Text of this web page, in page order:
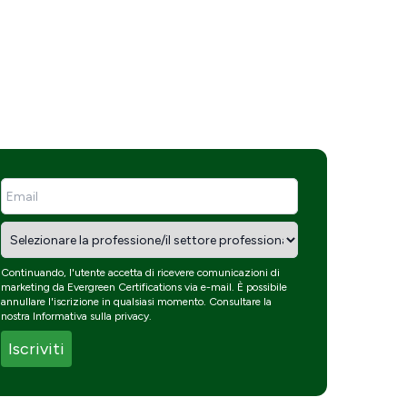
Continuando, l'utente accetta di ricevere comunicazioni di
marketing da Evergreen Certifications via e-mail. È possibile
annullare l'iscrizione in qualsiasi momento. Consultare la
nostra Informativa sulla privacy.